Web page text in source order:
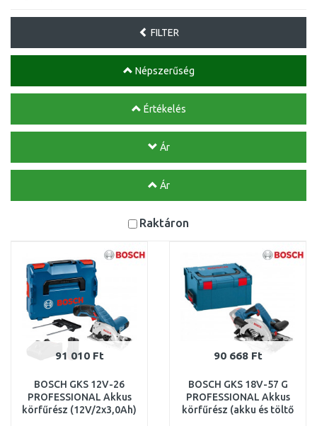
FILTER
Népszerűség
Értékelés
Ár
Ár
Raktáron
91 010 Ft
BOSCH GKS 12V-26
PROFESSIONAL Akkus
körfűrész (12V/2x3,0Ah)
90 668 Ft
BOSCH GKS 18V-57 G
PROFESSIONAL Akkus
körfűrész (akku és töltő